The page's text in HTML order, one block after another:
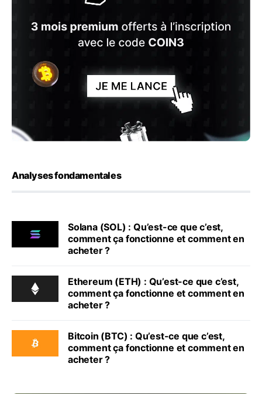
Analyses fondamentales
Solana (SOL) : Qu’est-ce que c’est,
comment ça fonctionne et comment en
acheter ?
Ethereum (ETH) : Qu’est-ce que c’est,
comment ça fonctionne et comment en
acheter ?
Bitcoin (BTC) : Qu’est-ce que c’est,
comment ça fonctionne et comment en
acheter ?